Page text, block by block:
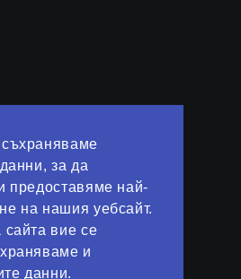
за да
предоставяме най-
на нашия уебсайт.
сайта вие се
и
данни.